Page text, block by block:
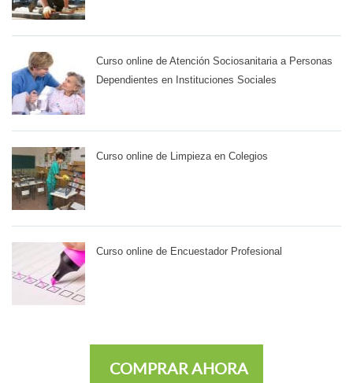
Curso online de Atención Sociosanitaria a Personas
Dependientes en Instituciones Sociales
Curso online de Limpieza en Colegios
Curso online de Encuestador Profesional
COMPRAR AHORA